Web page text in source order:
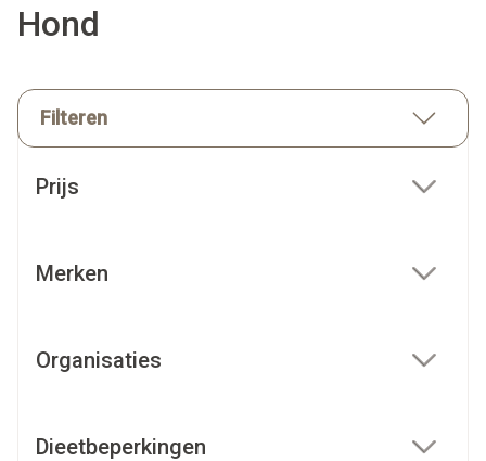
Hond
Filteren
Prijs
Merken
Organisaties
Dieetbeperkingen